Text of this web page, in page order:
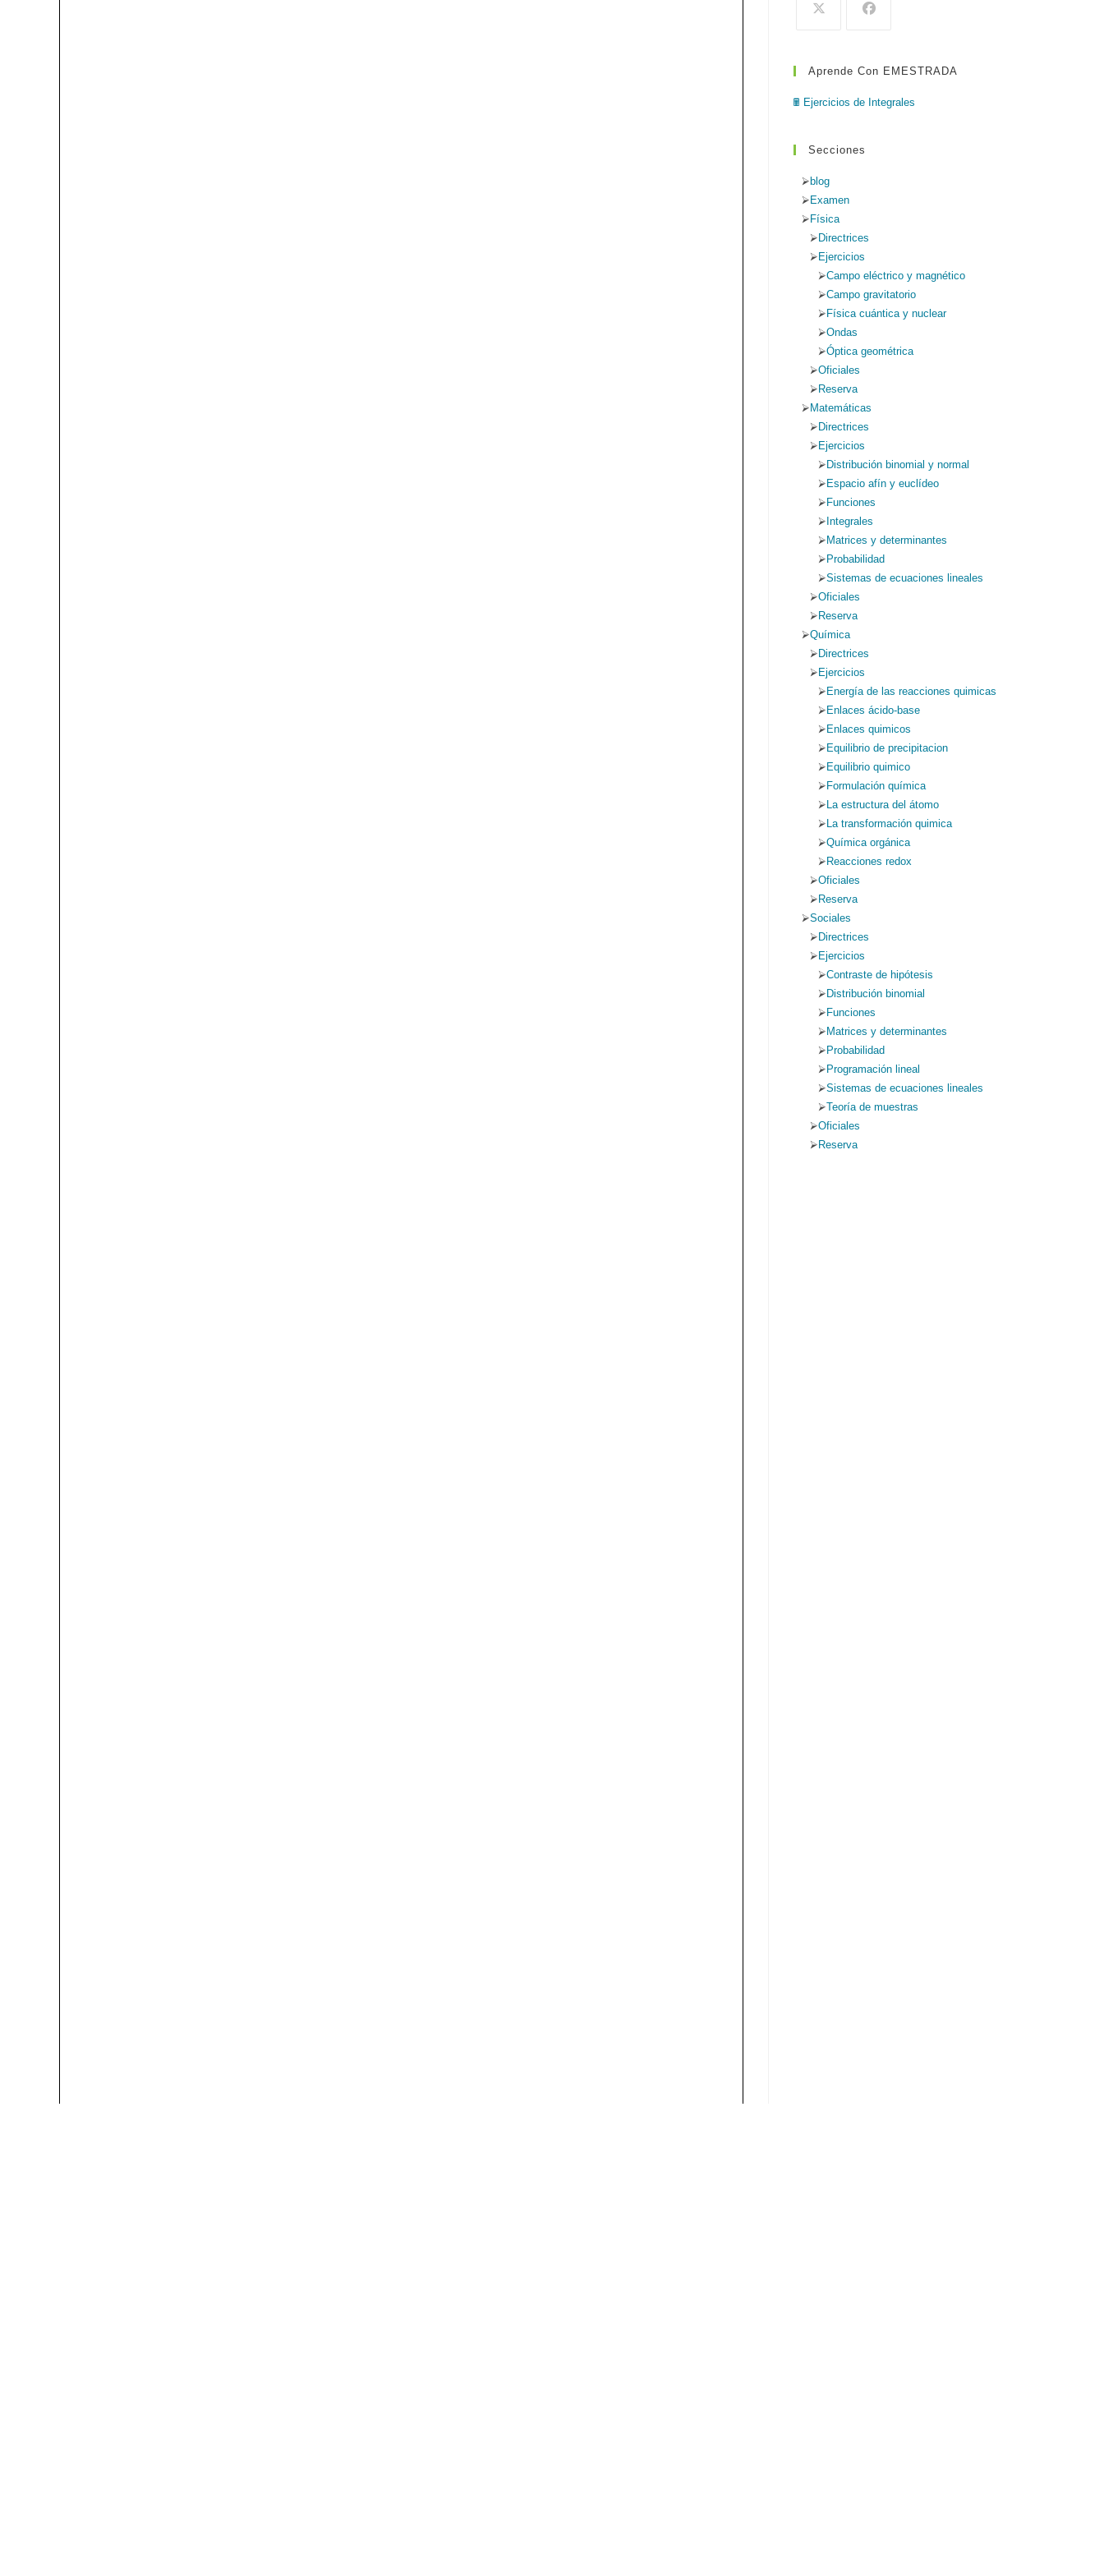
Aprende Con EMESTRADA
🖩 Ejercicios de Integrales
Secciones
blog
Examen
Física
Directrices
Ejercicios
Campo eléctrico y magnético
Campo gravitatorio
Física cuántica y nuclear
Ondas
Óptica geométrica
Oficiales
Reserva
Matemáticas
Directrices
Ejercicios
Distribución binomial y normal
Espacio afín y euclídeo
Funciones
Integrales
Matrices y determinantes
Probabilidad
Sistemas de ecuaciones lineales
Oficiales
Reserva
Química
Directrices
Ejercicios
Energía de las reacciones quimicas
Enlaces ácido-base
Enlaces quimicos
Equilibrio de precipitacion
Equilibrio quimico
Formulación química
La estructura del átomo
La transformación quimica
Química orgánica
Reacciones redox
Oficiales
Reserva
Sociales
Directrices
Ejercicios
Contraste de hipótesis
Distribución binomial
Funciones
Matrices y determinantes
Probabilidad
Programación lineal
Sistemas de ecuaciones lineales
Teoría de muestras
Oficiales
Reserva